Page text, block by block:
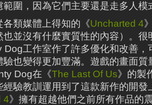
範圍，因為它們主要還是走多人模
各類媒體上得知的《Uncharted 4
也並沒有什麼實質性的內容）。很
Dog工作室作了許多優化和改善，
驗也變得更加豐滿。遊戲的畫面
Dog在《The Last Of Us》的製
經驗教訓運用到了這款新作的開發
4》擁有超越他們之前所有作品的